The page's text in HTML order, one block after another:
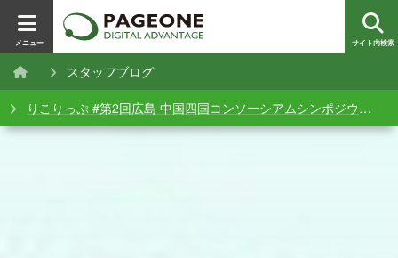
メニュー サイト内検索
スタッフブログ
りこりっぷ #第2回広島 中国四国コンソーシアムシンポジウム参加